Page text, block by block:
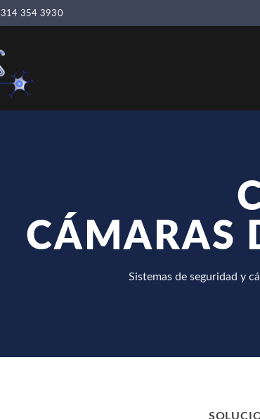
314 354 3930
CÁMARAS
Sistemas de seguridad y